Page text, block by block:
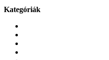
Kategóriák